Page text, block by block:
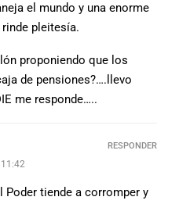
el mundo y una enorme
pleitesía.
proponiendo que los
de pensiones?….llevo
me responde…..
Poder tiende a corromper y
RESPONDER